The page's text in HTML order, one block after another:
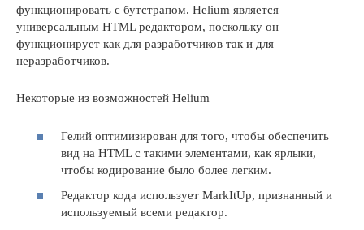
функционировать с бутстрапом. Helium является
универсальным HTML редактором, поскольку он
функционирует как для разработчиков так и для
неразработчиков.
Некоторые из возможностей Helium
Гелий оптимизирован для того, чтобы обеспечить
вид на HTML с такими элементами, как ярлыки,
чтобы кодирование было более легким.
Редактор кода использует MarkItUp, признанный и
используемый всеми редактор.